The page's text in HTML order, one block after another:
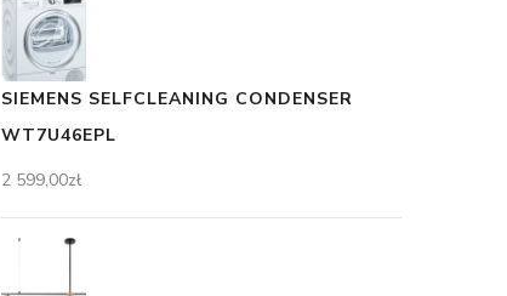
SIEMENS SELFCLEANING CONDENSER
WT7U46EPL
2 599,00zł